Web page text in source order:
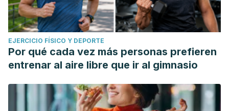
EJERCICIO FÍSICO Y DEPORTE
Por qué cada vez más personas prefieren
entrenar al aire libre que ir al gimnasio